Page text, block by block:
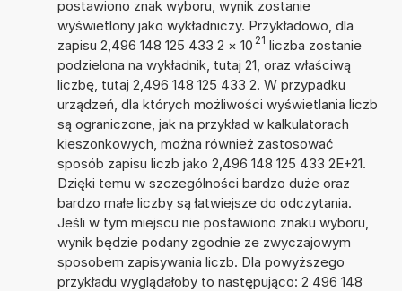
postawiono znak wyboru, wynik zostanie
wyświetlony jako wykładniczy. Przykładowo, dla
zapisu 2,496 148 125 433 2 × 10 21 liczba zostanie
podzielona na wykładnik, tutaj 21, oraz właściwą
liczbę, tutaj 2,496 148 125 433 2. W przypadku
urządzeń, dla których możliwości wyświetlania liczb
są ograniczone, jak na przykład w kalkulatorach
kieszonkowych, można również zastosować
sposób zapisu liczb jako 2,496 148 125 433 2E+21.
Dzięki temu w szczególności bardzo duże oraz
bardzo małe liczby są łatwiejsze do odczytania.
Jeśli w tym miejscu nie postawiono znaku wyboru,
wynik będzie podany zgodnie ze zwyczajowym
sposobem zapisywania liczb. Dla powyższego
przykładu wyglądałoby to następująco: 2 496 148